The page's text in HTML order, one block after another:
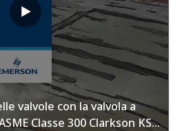
valvole con la valvola a
Classe 300 Clarkson KS3